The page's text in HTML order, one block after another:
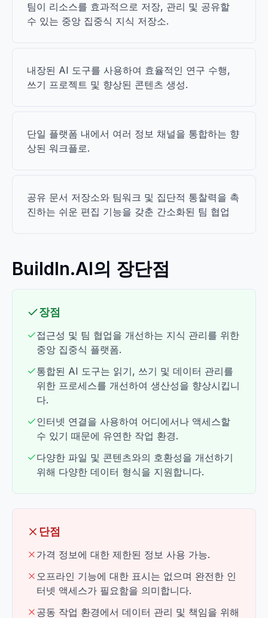
팀이 리소스를 효과적으로 저장, 관리 및 공유할
수 있는 중앙 집중식 지식 저장소.
내장된 AI 도구를 사용하여 효율적인 연구 수행,
쓰기 프로젝트 및 향상된 콘텐츠 생성.
단일 플랫폼 내에서 여러 정보 채널을 통합하는 향
상된 워크플로.
공유 문서 저장소와 팀워크 및 집단적 통찰력을 촉
진하는 쉬운 편집 기능을 갖춘 간소화된 팀 협업
BuildIn.AI의 장단점
장점
접근성 및 팀 협업을 개선하는 지식 관리를 위한
중앙 집중식 플랫폼.
통합된 AI 도구는 읽기, 쓰기 및 데이터 관리를
위한 프로세스를 개선하여 생산성을 향상시킵니
다.
인터넷 연결을 사용하여 어디에서나 액세스할
수 있기 때문에 유연한 작업 환경.
다양한 파일 및 콘텐츠와의 호환성을 개선하기
위해 다양한 데이터 형식을 지원합니다.
단점
가격 정보에 대한 제한된 정보 사용 가능.
오프라인 기능에 대한 표시는 없으며 완전한 인
터넷 액세스가 필요함을 의미합니다.
공동 작업 환경에서 데이터 관리 및 책임을 위해